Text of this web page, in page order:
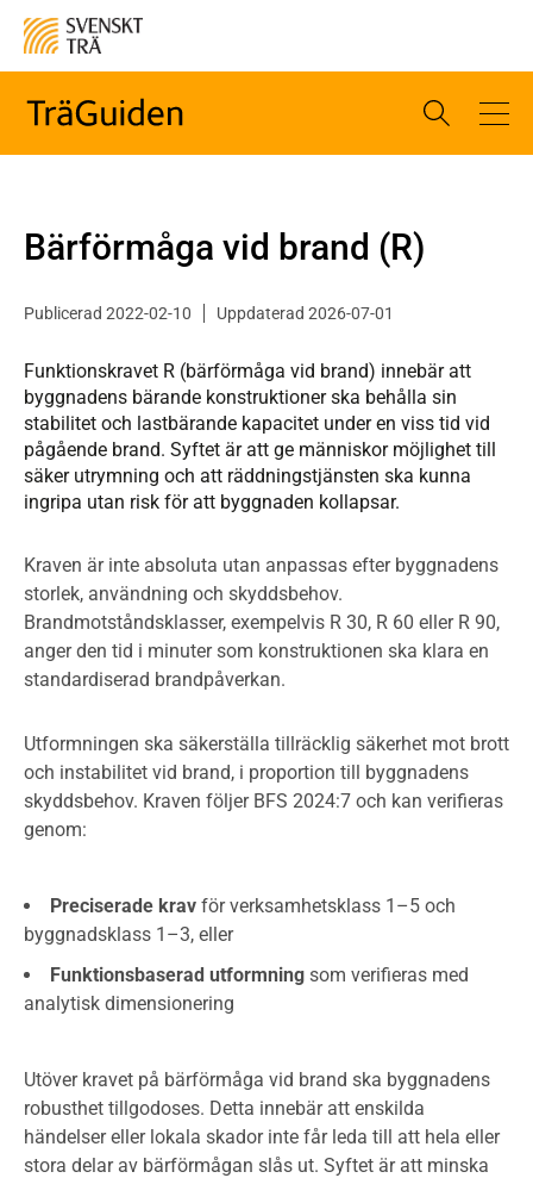
Bärförmåga vid brand (R)
Publicerad 2022-02-10 Uppdaterad 2026-07-01
Funktionskravet R (bärförmåga vid brand) innebär att
byggnadens bärande konstruktioner ska behålla sin
stabilitet och lastbärande kapacitet under en viss tid vid
pågående brand. Syftet är att ge människor möjlighet till
säker utrymning och att räddningstjänsten ska kunna
ingripa utan risk för att byggnaden kollapsar.
Kraven är inte absoluta utan anpassas efter byggnadens
storlek, användning och skyddsbehov.
Brandmotståndsklasser, exempelvis R 30, R 60 eller R 90,
anger den tid i minuter som konstruktionen ska klara en
standardiserad brandpåverkan.
Utformningen ska säkerställa tillräcklig säkerhet mot brott
och instabilitet vid brand, i proportion till byggnadens
skyddsbehov. Kraven följer BFS 2024:7 och kan verifieras
genom:
Preciserade krav för verksamhetsklass 1–5 och
byggnadsklass 1–3, eller
Funktionsbaserad utformning som verifieras med
analytisk dimensionering
Utöver kravet på bärförmåga vid brand ska byggnadens
robusthet tillgodoses. Detta innebär att enskilda
händelser eller lokala skador inte får leda till att hela eller
stora delar av bärförmågan slås ut. Syftet är att minska